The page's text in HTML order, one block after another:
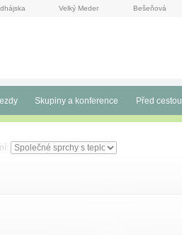
Velký Meder Bešeňová
Skupiny a konference Před cestou